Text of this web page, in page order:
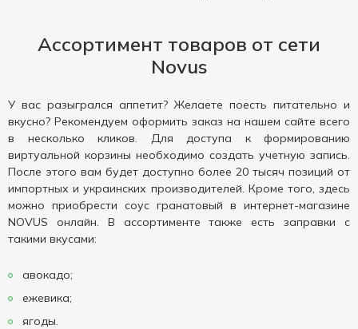
Ассортимент товаров от сети
Novus
У вас разыгрался аппетит? Желаете поесть питательно и
вкусно? Рекомендуем оформить заказ на нашем сайте всего
в несколько кликов. Для доступа к формированию
виртуальной корзины необходимо создать учетную запись.
После этого вам будет доступно более 20 тысяч позиций от
импортных и украинских производителей. Кроме того, здесь
можно приобрести соус гранатовый в интернет-магазине
NOVUS онлайн. В ассортименте также есть заправки с
такими вкусами:
авокадо;
ежевика;
ягоды.